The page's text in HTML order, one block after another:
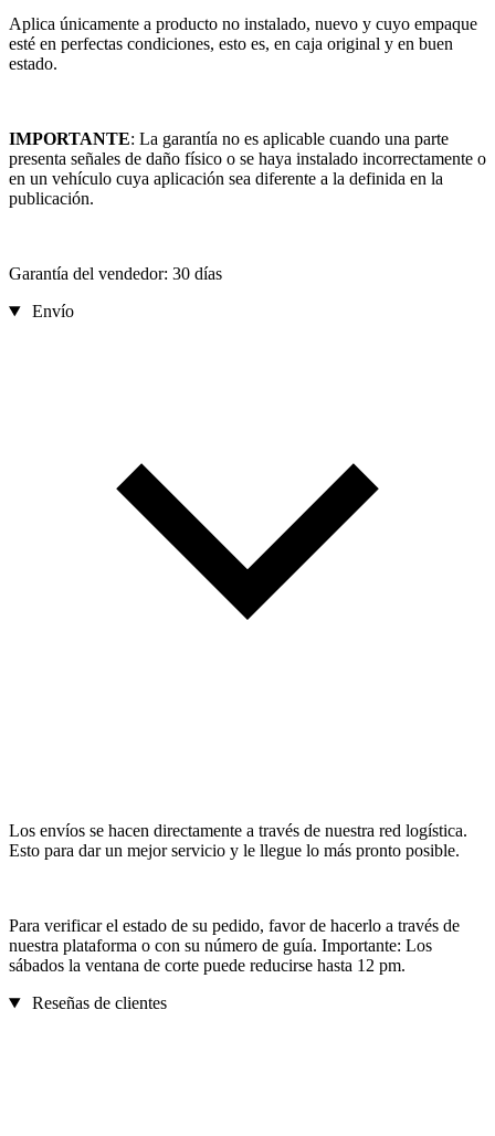
Aplica únicamente a producto no instalado, nuevo y cuyo empaque
esté en perfectas condiciones, esto es, en caja original y en buen
estado.
IMPORTANTE: La garantía no es aplicable cuando una parte
presenta señales de daño físico o se haya instalado incorrectamente o
en un vehículo cuya aplicación sea diferente a la definida en la
publicación.
Garantía del vendedor: 30 días
Envío
Los envíos se hacen directamente a través de nuestra red logística.
Esto para dar un mejor servicio y le llegue lo más pronto posible.
Para verificar el estado de su pedido, favor de hacerlo a través de
nuestra plataforma o con su número de guía. Importante: Los
sábados la ventana de corte puede reducirse hasta 12 pm.
Reseñas de clientes